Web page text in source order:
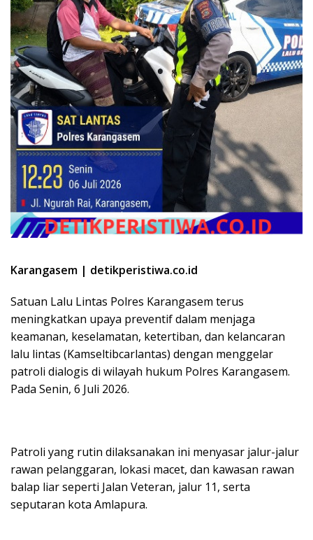
Karangasem | detikperistiwa.co.id
Satuan Lalu Lintas Polres Karangasem terus
meningkatkan upaya preventif dalam menjaga
keamanan, keselamatan, ketertiban, dan kelancaran
lalu lintas (Kamseltibcarlantas) dengan menggelar
patroli dialogis di wilayah hukum Polres Karangasem.
Pada Senin, 6 Juli 2026.
Patroli yang rutin dilaksanakan ini menyasar jalur-jalur
rawan pelanggaran, lokasi macet, dan kawasan rawan
balap liar seperti Jalan Veteran, jalur 11, serta
seputaran kota Amlapura.